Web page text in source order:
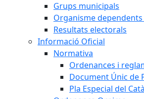
Grups municipals
Organisme
Resultats electorals
Informació Oficial
Normativa
Ordenances i
Document Únic de
Pla Especial del